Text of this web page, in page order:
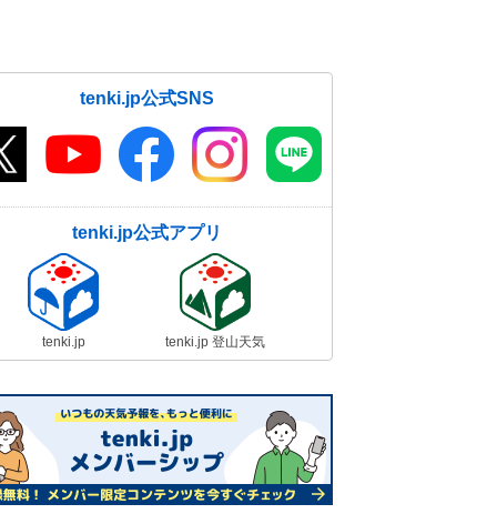
tenki.jp公式SNS
tenki.jp公式アプリ
tenki.jp tenki.jp 登山天気